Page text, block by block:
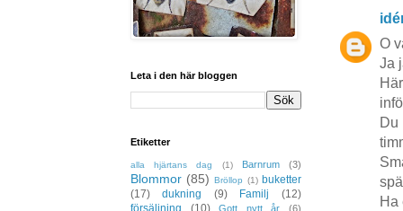
O
Ja
Du
Ha
Leta i den här bloggen
Etiketter
alla hjärtans dag (1) Barnrum (3)
Blommor (85) Bröllop (1) buketter
(17)
dukning (9) Familj
(12)
försäljning
(10) Gott nytt år
(6)